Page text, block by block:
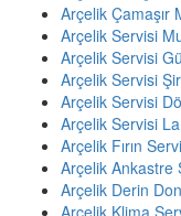
Arçelik Çamaşır
Arçelik Servisi
Arçelik Servisi
Arçelik Servisi
Arçelik Servisi
Arçelik Servisi
Arçelik Fırın
Arçelik Ankastre
Arçelik Derin
Arçelik Klima